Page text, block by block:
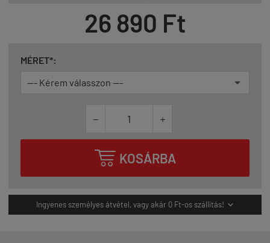
26 890 Ft
MÉRET*:
 
 KOSÁRBA
Ingyenes személyes átvétel, vagy akár 0 Ft-os szállítás! 